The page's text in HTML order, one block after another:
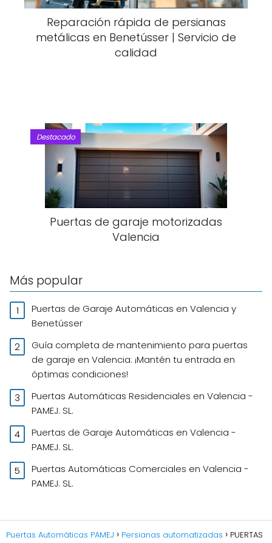
Reparación rápida de persianas
metálicas en Benetússer | Servicio de
calidad
Destacado
Puertas de garaje motorizadas
Valencia
Más popular
Puertas de Garaje Automáticas en Valencia y
Benetússer
Guía completa de mantenimiento para puertas
de garaje en Valencia: ¡Mantén tu entrada en
óptimas condiciones!
Puertas Automáticas Residenciales en Valencia -
PAMEJ. SL.
Puertas de Garaje Automáticas en Valencia -
PAMEJ. SL.
Puertas Automáticas Comerciales en Valencia -
PAMEJ. SL.
Puertas Automáticas PAMEJ Persianas automatizadas PUERTAS